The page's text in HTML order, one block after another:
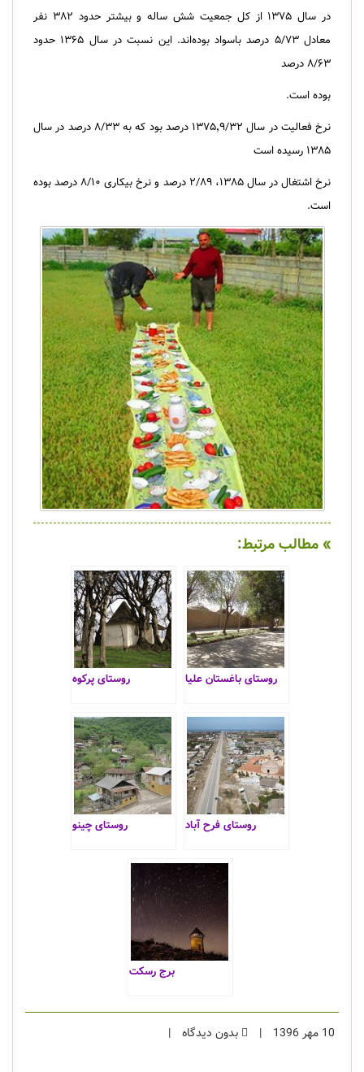
در سال ۱۳۷۵ از کل جمعیت شش ساله و بیشتر حدود ۳۸۲ نفر
معادل ۵/۷۳ درصد باسواد بوده‌اند. این نسبت در سال ۱۳۶۵ حدود
۸/۶۳ درصد
بوده است.
نرخ فعالیت در سال ۱۳۷۵٬۹/۳۲ درصد بود که به ۸/۳۳ درصد در سال
۱۳۸۵ رسیده است
نرخ اشتغال در سال ۱۳۸۵، ۲/۸۹ درصد و نرخ بیکاری ۸/۱۰ درصد بوده
است.
» مطالب مرتبط:
روستای باغستان علیا روستای پرکوه
روستای فرح آباد روستای چینو
برج رسکت
10 مهر 1396 | بدون دیدگاه |